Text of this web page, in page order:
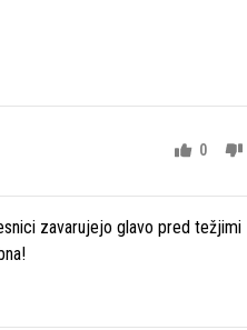
0
zavarujejo glavo pred težjimi